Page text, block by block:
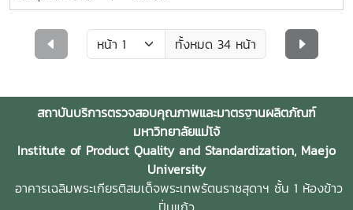
(คณะเกษตรมหาวิทยาลัยเชียงใหม่ วัดลัฏฐิวัน สมาคมแพทย์แผน
ไทยเชียงใหม่ โรงพยาบาลส่งเสริมสุขภาพตำบลบ้านปง โรง
ไทย สมานคลินิก และวิสาหกิจชุมชนอินทขิล)
Processing Technologist for Global Markets) ภายใต้
โครงการผลิตบัณฑิตพันธุ์ใหม่ ซึ่งจัดขึ้นระหว่างวันที่ 6 – 7
ประกอบการ นักวิชาการ เกษตรกร และผู้สนใจในอุตสาหกรรม
โกโก้จากทั่วประเทศเข้าร่วมกิจกรรมอย่างคับคั่ง ในการนี้ ผู้ช่วย
ศาสตราจารย์ ดร.ตะวัน ฉัตรสูงเนิน ผู้อำนวยการสถาบันบริการ
ตรวจสอบคุณภาพและมาตรฐานผลิตภัณฑ์ มหาวิทยาลัยแม่โจ้ ได้
กล่าวรายงานถึงความเป็นมาและวัตถุประสงค์ของหลักสูตร ซึ่งมุ่ง
พัฒนาศักยภาพผู้ประกอบการและบุคลากรในอุตสาหกรรมโกโก้
ทั้งหมด 34 หน้า
สถาบันบริการตรวจสอบคุณภาพและมาตรฐานผลิตภัณฑ์
มหาวิทยาลัยแม่โจ้
Institute of Product Quality and Standardization, Maejo
University
อาคารเฉลิมพระเกียรติสมเด็จพระเทพรัตนราชสุดาฯ ชั้น 1 ห้องข้าว